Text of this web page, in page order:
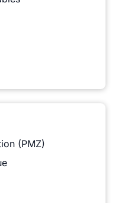
(PMZ)